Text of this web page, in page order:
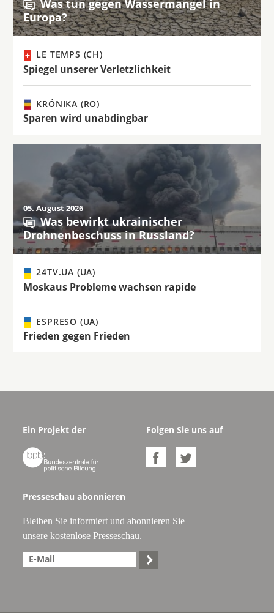
Was tun gegen Wassermangel in
Europa?
LE TEMPS (CH)
Spiegel unserer Verletzlichkeit
KRÓNIKA (RO)
Sparen wird unabdingbar
05. August 2026
Was bewirkt ukrainischer
Drohnenbeschuss in Russland?
24TV.UA (UA)
Moskaus Probleme wachsen rapide
ESPRESO (UA)
Frieden gegen Frieden
Ein Projekt der

Folgen Sie uns auf
 
Presseschau abonnieren
Bleiben Sie informiert und abonnieren Sie
unsere kostenlose Presseschau.
